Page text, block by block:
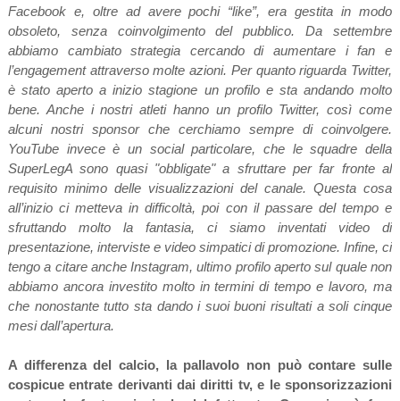
Facebook e, oltre ad avere pochi “like”, era gestita in modo
obsoleto, senza coinvolgimento del pubblico. Da settembre
abbiamo cambiato strategia cercando di aumentare i fan e
l’engagement attraverso molte azioni. Per quanto riguarda Twitter,
è stato aperto a inizio stagione un profilo e sta andando molto
bene. Anche i nostri atleti hanno un profilo Twitter, così come
alcuni nostri sponsor che cerchiamo sempre di coinvolgere.
YouTube invece è un social particolare, che le squadre della
SuperLegA sono quasi "obbligate" a sfruttare per far fronte al
requisito minimo delle visualizzazioni del canale. Questa cosa
all’inizio ci metteva in difficoltà, poi con il passare del tempo e
sfruttando molto la fantasia, ci siamo inventati video di
presentazione, interviste e video simpatici di promozione. Infine, ci
tengo a citare anche Instagram, ultimo profilo aperto sul quale non
abbiamo ancora investito molto in termini di tempo e lavoro, ma
che nonostante tutto sta dando i suoi buoni risultati a soli cinque
mesi dall’apertura.
A differenza del calcio, la pallavolo non può contare sulle
cospicue entrate derivanti dai diritti tv, e le sponsorizzazioni